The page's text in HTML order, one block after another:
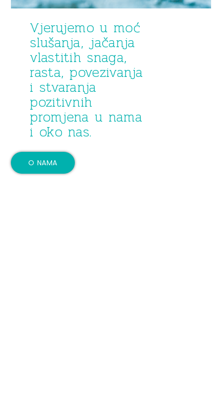
Vjerujemo u moć
slušanja, jačanja
vlastitih snaga,
rasta, povezivanja
i stvaranja
pozitivnih
promjena u nama
i oko nas.
O NAMA